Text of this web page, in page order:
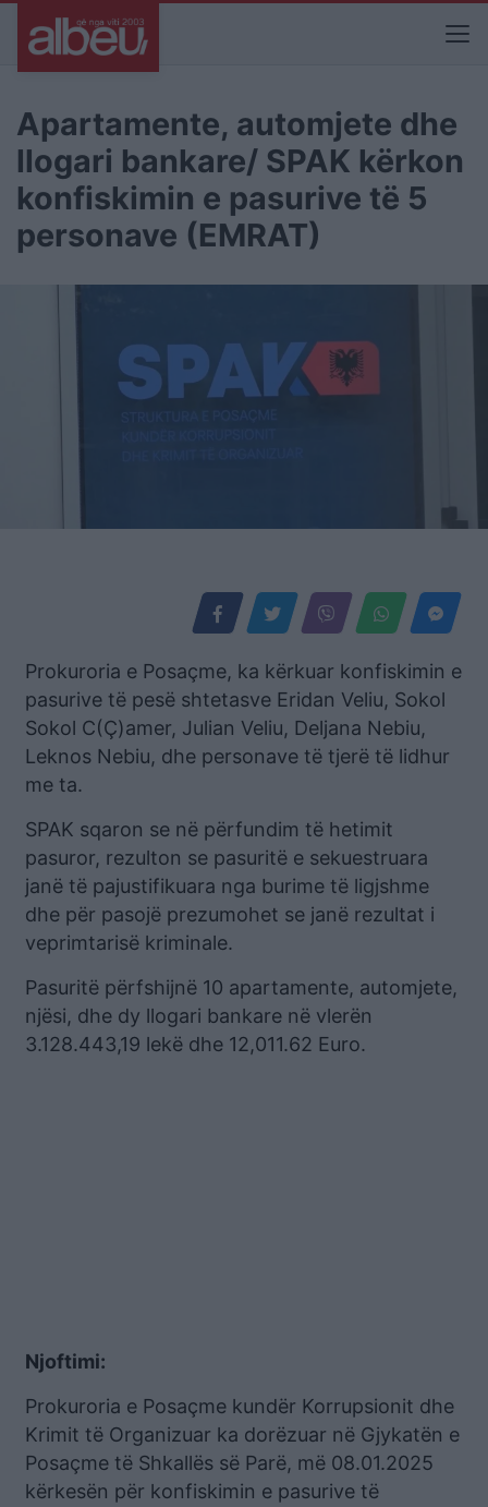
Apartamente, automjete dhe
llogari bankare/ SPAK kërkon
konfiskimin e pasurive të 5
personave (EMRAT)
Prokuroria e Posaçme, ka kërkuar konfiskimin e
pasurive të pesë shtetasve Eridan Veliu, Sokol
Sokol C(Ç)amer, Julian Veliu, Deljana Nebiu,
Leknos Nebiu, dhe personave të tjerë të lidhur
me ta.
SPAK sqaron se në përfundim të hetimit
pasuror, rezulton se pasuritë e sekuestruara
janë të pajustifikuara nga burime të ligjshme
dhe për pasojë prezumohet se janë rezultat i
veprimtarisë kriminale.
Pasuritë përfshijnë 10 apartamente, automjete,
njësi, dhe dy llogari bankare në vlerën
3.128.443,19 lekë dhe 12,011.62 Euro.
Njoftimi:
Prokuroria e Posaçme kundër Korrupsionit dhe
Krimit të Organizuar ka dorëzuar në Gjykatën e
Posaçme të Shkallës së Parë, më 08.01.2025
kërkesën për konfiskimin e pasurive të